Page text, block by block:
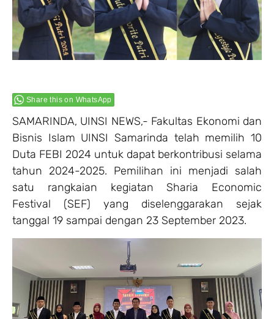
Share this on WhatsApp
SAMARINDA, UINSI NEWS,- Fakultas Ekonomi dan
Bisnis Islam UINSI Samarinda telah memilih 10
Duta FEBI 2024 untuk dapat berkontribusi selama
tahun 2024-2025. Pemilihan ini menjadi salah
satu rangkaian kegiatan Sharia Economic
Festival (SEF) yang diselenggarakan sejak
tanggal 19 sampai dengan 23 September 2023.